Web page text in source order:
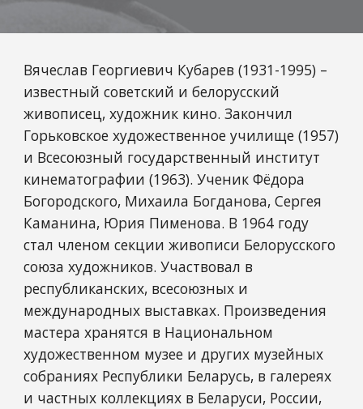
Вячеслав Георгиевич Кубарев (1931-1995) –
известный советский и белорусский
живописец, художник кино. Закончил
Горьковское художественное училище (1957)
и Всесоюзный государственный институт
кинематографии (1963). Ученик Фёдора
Богородского, Михаила Богданова, Сергея
Каманина, Юрия Пименова. В 1964 году
стал членом секции живописи Белорусского
союза художников. Участвовал в
республиканских, всесоюзных и
международных выставках. Произведения
мастера хранятся в Национальном
художественном музее и других музейных
собраниях Республики Беларусь, в галереях
и частных коллекциях в Беларуси, России,